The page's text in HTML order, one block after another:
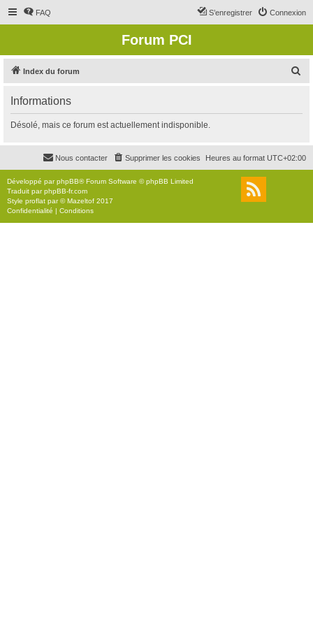
FAQ Connexion
S’enregistrer
Forum PCI
Index du forum
r
c
r
Informations
Désolé, mais ce forum est actuellement indisponible.
Heures au format UTC+02:00
Supprimer les cookies
Nous contacter
Développé parphpBB® Forum Software © phpBB Limited
Traduit parphpBB-fr.com
Style proflat par ©Mazeltof 2017
Confidentialité | Conditions